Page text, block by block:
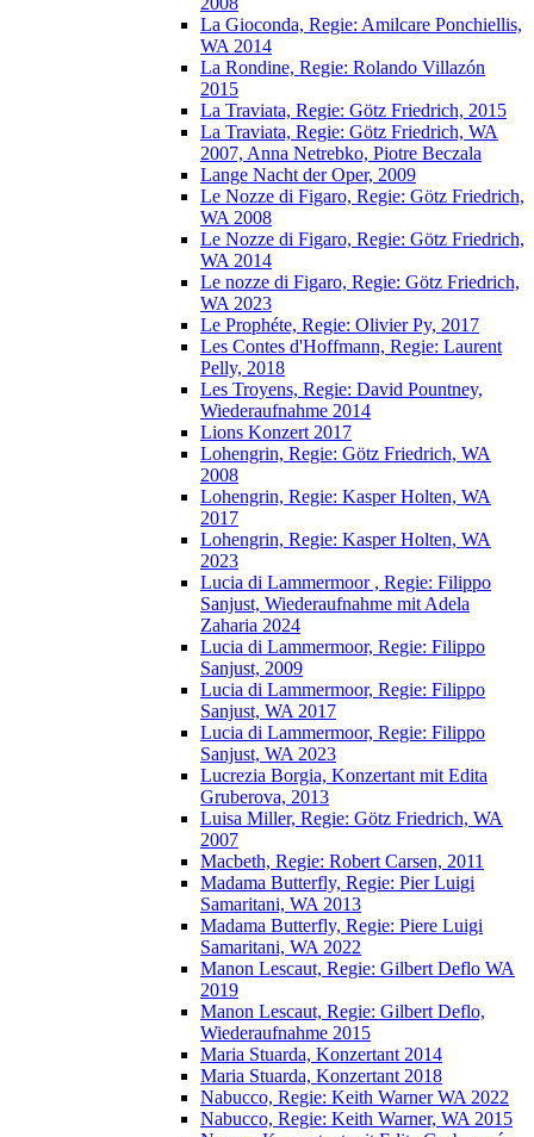
La Gioconda, Regie: Amilcare Ponchiellis,
WA 2014
La Rondine, Regie: Rolando Villazón
2015
La Traviata, Regie: Götz Friedrich, 2015
La Traviata, Regie: Götz Friedrich, WA
2007, Anna Netrebko, Piotre Beczala
Lange Nacht der Oper, 2009
Le Nozze di Figaro, Regie: Götz Friedrich,
WA 2008
Le Nozze di Figaro, Regie: Götz Friedrich,
WA 2014
Le nozze di Figaro, Regie: Götz Friedrich,
WA 2023
Le Prophéte, Regie: Olivier Py, 2017
Les Contes d'Hoffmann, Regie: Laurent
Pelly, 2018
Les Troyens, Regie: David Pountney,
Wiederaufnahme 2014
Lions Konzert 2017
Lohengrin, Regie: Götz Friedrich, WA
2008
Lohengrin, Regie: Kasper Holten, WA
2017
Lohengrin, Regie: Kasper Holten, WA
2023
Lucia di Lammermoor , Regie: Filippo
Sanjust, Wiederaufnahme mit Adela
Zaharia 2024
Lucia di Lammermoor, Regie: Filippo
Sanjust, 2009
Lucia di Lammermoor, Regie: Filippo
Sanjust, WA 2017
Lucia di Lammermoor, Regie: Filippo
Sanjust, WA 2023
Lucrezia Borgia, Konzertant mit Edita
Gruberova, 2013
Luisa Miller, Regie: Götz Friedrich, WA
2007
Macbeth, Regie: Robert Carsen, 2011
Madama Butterfly, Regie: Pier Luigi
Samaritani, WA 2013
Madama Butterfly, Regie: Piere Luigi
Samaritani, WA 2022
Manon Lescaut, Regie: Gilbert Deflo WA
2019
Manon Lescaut, Regie: Gilbert Deflo,
Wiederaufnahme 2015
Maria Stuarda, Konzertant 2014
Maria Stuarda, Konzertant 2018
Nabucco, Regie: Keith Warner WA 2022
Nabucco, Regie: Keith Warner, WA 2015